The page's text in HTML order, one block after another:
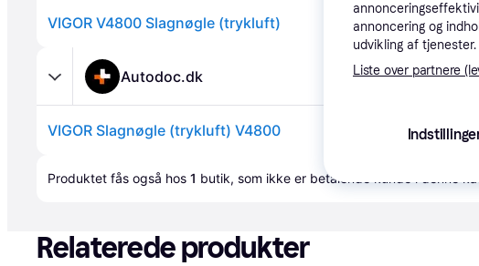
VIGOR V4800 Slagnøgle (trykluft)
Autodoc.dk
VIGOR Slagnøgle (trykluft) V4800
Produktet fås også hos 1 butik, som ikke er betalende kunde i denne
Relaterede produkter
annoncering og
udvikling af tjenester.
Liste over partnere